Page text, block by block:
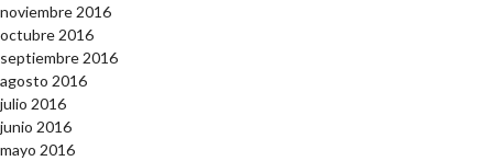
noviembre 2016
octubre 2016
septiembre 2016
agosto 2016
julio 2016
junio 2016
mayo 2016